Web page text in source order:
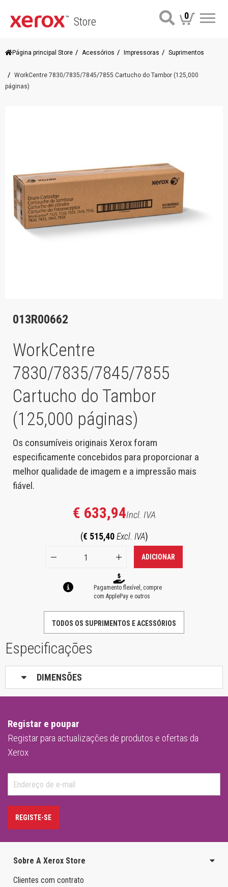
Store 0
Página principal Store Acessórios Impressoras Suprimentos
WorkCentre 7830/7835/7845/7855 Cartucho do Tambor (125,000
páginas)
013R00662
WorkCentre
7830/7835/7845/7855
Cartucho do Tambor
(125,000 páginas)
Os consumíveis originais Xerox foram
especificamente concebidos para proporcionar a
melhor qualidade de imagem e a impressão mais
fiável.
€ 633,94Incl. IVA
(€ 515,40 Excl. IVA)
ADICIONAR
Pagamento flexível, compre
com ApplePay e outros
TODOS OS SUPRIMENTOS E ACESSÓRIOS
Especificações
DIMENSÕES
Registar e poupar
Registar para actualizações de produtos e ofertas da
Xerox
REGISTE-SE
Sobre A Xerox Store
Clientes com contrato